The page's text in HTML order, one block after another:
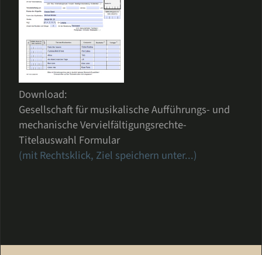
Download:
Gesellschaft für musikalische Aufführungs- und
mechanische Vervielfältigungsrechte-
Titelauswahl Formular
(mit Rechtsklick, Ziel speichern unter...)